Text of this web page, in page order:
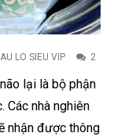
LO SIEU VIP 2
lại là bộ phận
Các nhà nghiên
nhận được thông